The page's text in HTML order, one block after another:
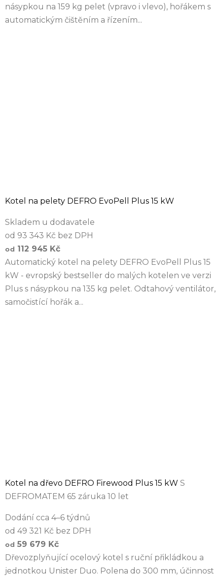
násypkou na 159 kg pelet (vpravo i vlevo), hořákem s
automatickým čištěním a řízením...
Kotel na pelety DEFRO EvoPell Plus 15 kW
Skladem u dodavatele
od 93 343 Kč bez DPH
od 112 945 Kč
Automatický kotel na pelety DEFRO EvoPell Plus 15
kW - evropský bestseller do malých kotelen ve verzi
Plus s násypkou na 135 kg pelet. Odtahový ventilátor,
samočistící hořák a...
Kotel na dřevo DEFRO Firewood Plus 15 kW S
DEFROMATEM 65 záruka 10 let
Dodání cca 4–6 týdnů
od 49 321 Kč bez DPH
od 59 679 Kč
Dřevozplyňující ocelový kotel s ruční přikládkou a
jednotkou Unister Duo. Polena do 300 mm, účinnost